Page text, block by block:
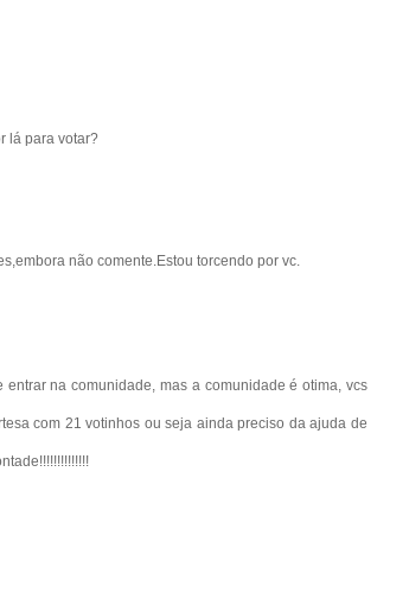
lá para votar?
não comente.Estou torcendo por vc.
na comunidade, mas a comunidade é otima, vcs
com 21 votinhos ou seja ainda preciso da ajuda de